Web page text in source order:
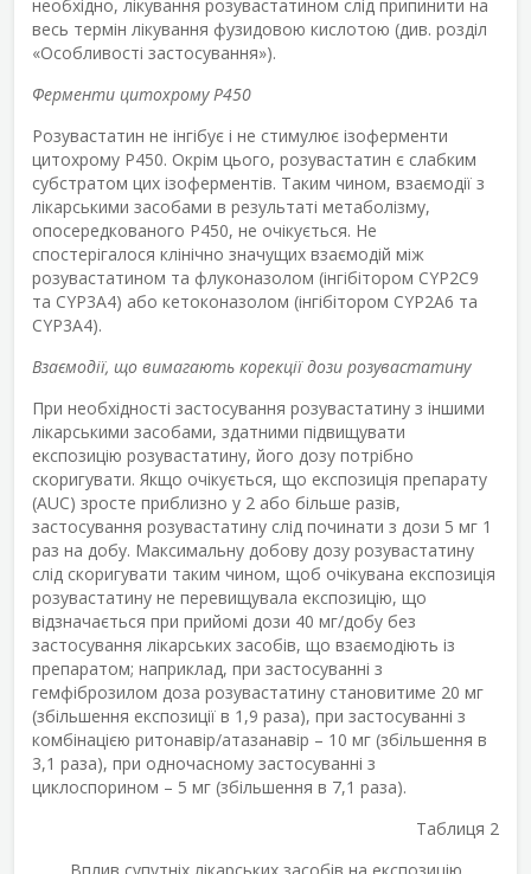
необхідно, лікування розувастатином слід припинити на
весь термін лікування фузидовою кислотою (див. розділ
«Особливості застосування»).
Ферменти цитохрому Р450
Розувастатин не інгібує і не стимулює ізоферменти
цитохрому Р450. Окрім цього, розувастатин є слабким
субстратом цих ізоферментів. Таким чином, взаємодії з
лікарськими засобами в результаті метаболізму,
опосередкованого Р450, не очікується. Не
спостерігалося клінічно значущих взаємодій між
розувастатином та флуконазолом (інгібітором CYP2C9
та CYP3A4) або кетоконазолом (інгібітором CYP2A6 та
CYP3A4).
Взаємодії, що вимагають корекції дози розувастатину
При необхідності застосування розувастатину з іншими
лікарськими засобами, здатними підвищувати
експозицію розувастатину, його дозу потрібно
скоригувати. Якщо очікується, що експозиція препарату
(AUC) зросте приблизно у 2 або більше разів,
застосування розувастатину слід починати з дози 5 мг 1
раз на добу. Максимальну добову дозу розувастатину
слід скоригувати таким чином, щоб очікувана експозиція
розувастатину не перевищувала експозицію, що
відзначається при прийомі дози 40 мг/добу без
застосування лікарських засобів, що взаємодіють із
препаратом; наприклад, при застосуванні з
гемфіброзилом доза розувастатину становитиме 20 мг
(збільшення експозиції в 1,9 раза), при застосуванні з
комбінацією ритонавір/атазанавір – 10 мг (збільшення в
3,1 раза), при одночасному застосуванні з
циклоспорином – 5 мг (збільшення в 7,1 раза).
Таблиця 2